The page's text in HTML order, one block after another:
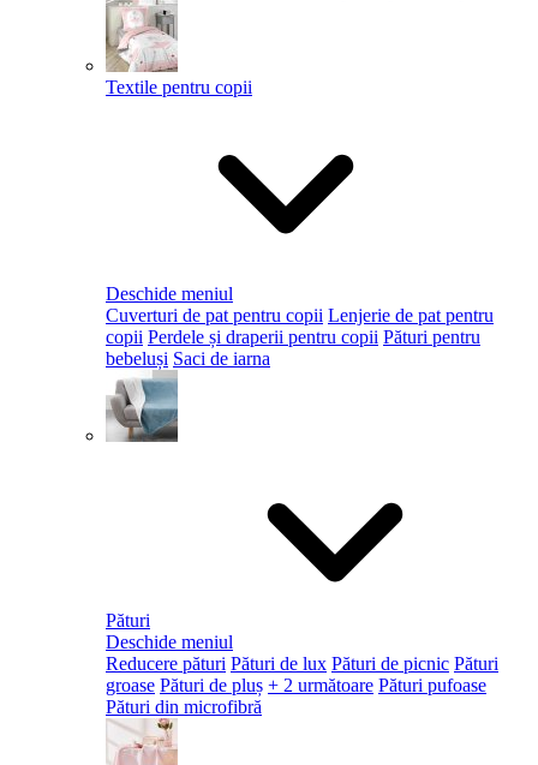
Textile pentru copii
Deschide meniul
Cuverturi de pat pentru copii Lenjerie de pat pentru
copii Perdele și draperii pentru copii Pături pentru
bebeluși Saci de iarna
Pături
Deschide meniul
Reducere pături Pături de lux Pături de picnic Pături
groase Pături de pluș + 2 următoare Pături pufoase
Pături din microfibră